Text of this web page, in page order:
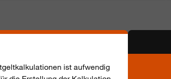
ist aufwendig